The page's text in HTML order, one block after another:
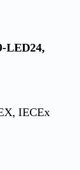
LED24,
IECEx